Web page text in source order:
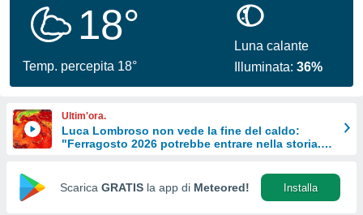
per
le
di
Web
18°
Temp. percepita 18°
Luna calante
Illuminata:36%
Ultim'ora.
Luca Lombroso non vede la fine del caldo:
"Ferragosto 2026 potrebbe entrare nella storia.
Scarica GRATIS la app di Meteored! Installa